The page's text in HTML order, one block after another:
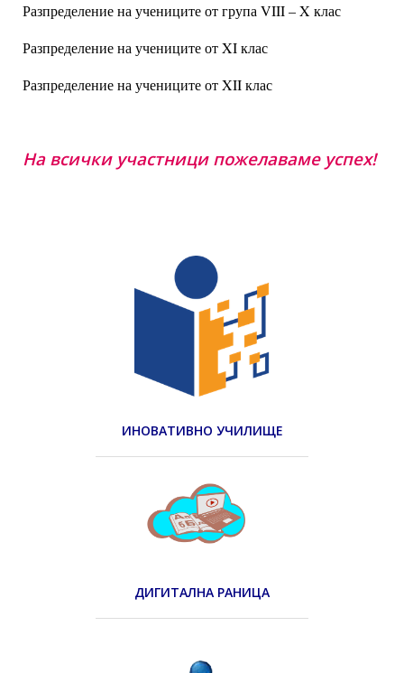
Разпределение на учениците от група VIII – X клас
Разпределение на учениците от XI клас
Разпределение на учениците от XII клас
На всички участници пожелаваме успех!
ИНОВАТИВНО УЧИЛИЩЕ
ДИГИТАЛНА РАНИЦА